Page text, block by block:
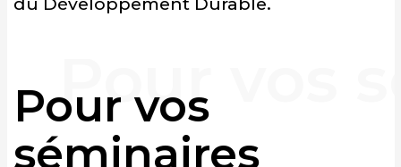
Pour vos
séminaires